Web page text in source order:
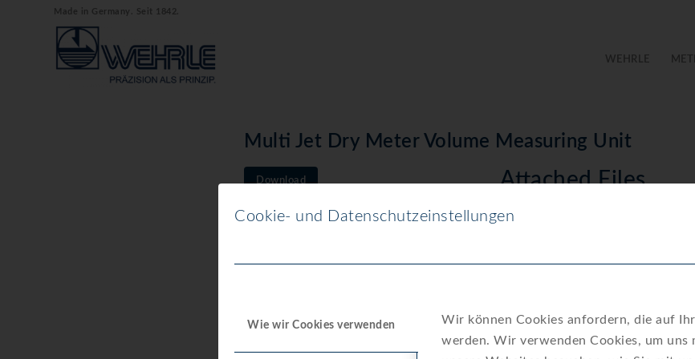
Cookie- und Datenschutzeinstellungen
Wie wir Cookies verwenden
Wir können Cookies anfordern, die auf
werden. Wir verwenden Cookies, um uns
Made in Germany. Seit 1842.
WEHRLE
Multi Jet Dry Meter Volume Measuring Unit
Download
Download
Dateigröße 0.00 KB
3. Juli 2024
Attached Files
Data-sheet-MTH-HWK-VM_2022-